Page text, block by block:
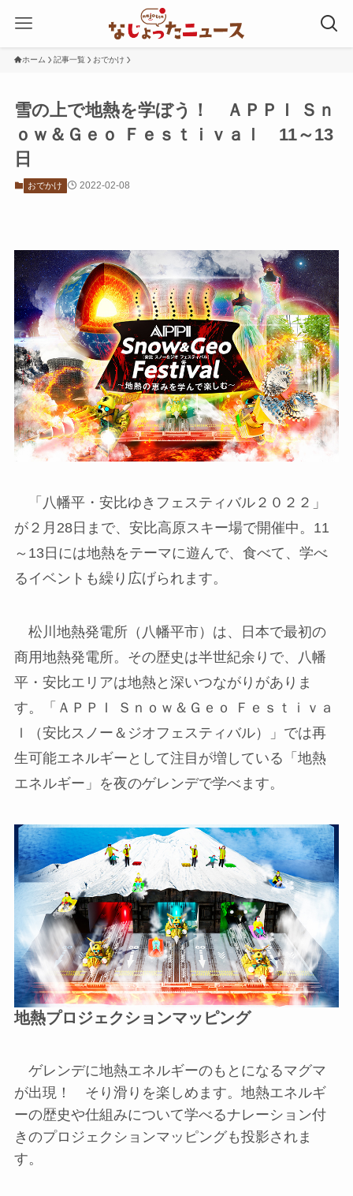
ホーム 記事一覧 おでかけ
雪の上で地熱を学ぼう！ ＡＰＰＩ Ｓｎ
ｏｗ＆Ｇｅｏ Ｆｅｓｔｉｖａｌ 11～13
日
おでかけ 2022-02-08
「八幡平・安比ゆきフェスティバル２０２２」
が２月28日まで、安比高原スキー場で開催中。11
～13日には地熱をテーマに遊んで、食べて、学べ
るイベントも繰り広げられます。
松川地熱発電所（八幡平市）は、日本で最初の
商用地熱発電所。その歴史は半世紀余りで、八幡
平・安比エリアは地熱と深いつながりがありま
す。「ＡＰＰＩ Ｓｎｏｗ＆Ｇｅｏ Ｆｅｓｔｉｖａ
ｌ（安比スノー＆ジオフェスティバル）」では再
生可能エネルギーとして注目が増している「地熱
エネルギー」を夜のゲレンデで学べます。
地熱プロジェクションマッピング
ゲレンデに地熱エネルギーのもとになるマグマ
が出現！ そり滑りを楽しめます。地熱エネルギ
ーの歴史や仕組みについて学べるナレーション付
きのプロジェクションマッピングも投影されま
す。